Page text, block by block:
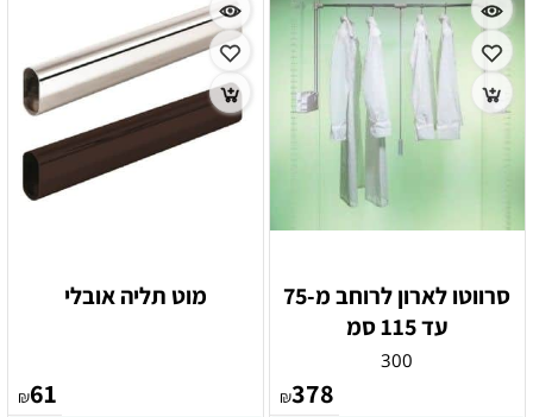
סרווטו לארון לרוחב מ-75
עד 115 סמ
300
₪378
מוט תליה אובלי
₪61